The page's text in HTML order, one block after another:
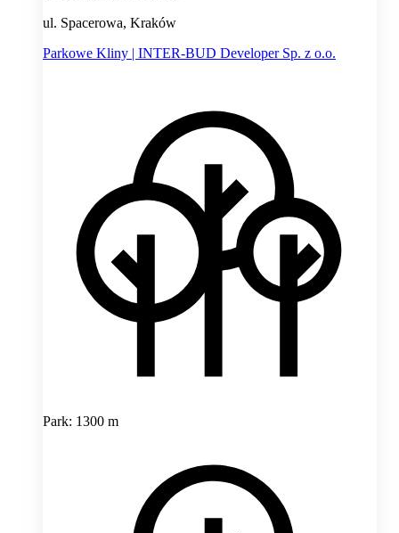
ul. Spacerowa, Kraków
Parkowe Kliny | INTER-BUD Developer Sp. z o.o.
Park: 1300 m